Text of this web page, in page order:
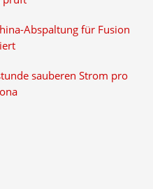
Abspaltung für Fusion
sauberen Strom pro